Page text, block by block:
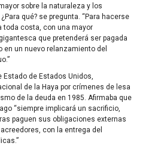
sobre la naturaleza y los
qué? se pregunta. “Para hacerse
toda costa, con una mayor
que pretenderá ser pagada
en un nuevo relanzamiento del
Estado de Estados Unidos,
de la Haya por crímenes de lesa
de la deuda en 1985. Afirmaba que
“siempre implicará un sacrificio,
paguen sus obligaciones externas
con la entrega del